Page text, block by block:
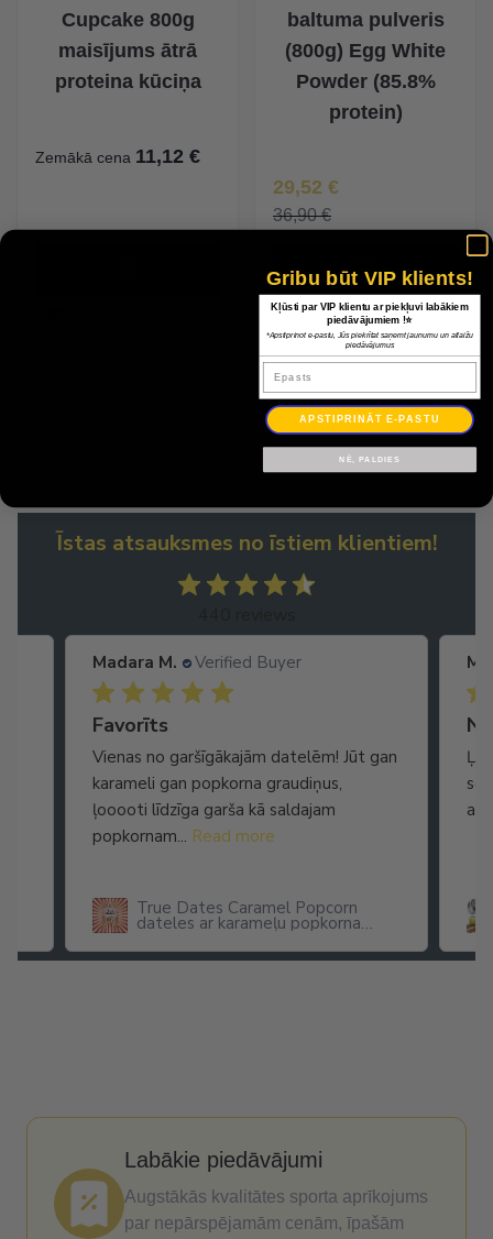
Cupcake 800g
maisījums ātrā
proteina kūciņa
Zemākā cena 11,12 €
baltuma pulveris
(800g) Egg White
Powder (85.8%
protein)
Īpaša Cena
29,52 €
36,90 €
Radīt
Īstas atsauksmes no īstiem klientiem!
Madara M. Verified Buyer
Favorīts
Vienas no garšīgākajām datelēm! Jūt gan
karameli gan popkorna graudiņus,
ļooooti līdzīga garša kā saldajam
popkornam... Read more
True Dates Caramel Popcorn
dateles ar karameļu popkorna
arī
Labākie piedāvājumi
Augstākās kvalitātes sporta aprīkojums
par nepārspējamām cenām, īpašām
Gribu būt VIP klients!
Kļūsti par VIP klientu ar piekļuvi labākiem
piedāvājumiem !⭐
*Apstiprinot e-pastu, Jūs piekrītat saņemt jaunumu un atlaižu
piedāvājumus
Epasts
APSTIPRINĀT E-PASTU
NĒ, PALDIES